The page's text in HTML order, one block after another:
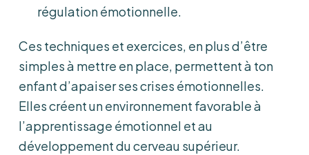
régulation émotionnelle.
Ces techniques et exercices, en plus d’être
simples à mettre en place, permettent à ton
enfant d’apaiser ses crises émotionnelles.
Elles créent un environnement favorable à
l’apprentissage émotionnel et au
développement du cerveau supérieur.